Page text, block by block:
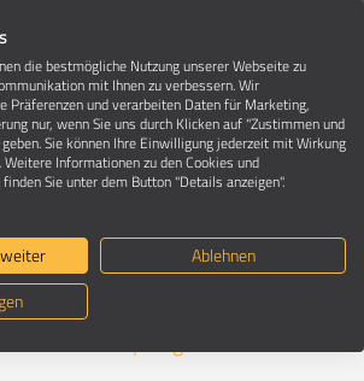
in 72658
Bempflingen
ist Vertrauenssache
Baden-Württemberg
die bestmögliche Nutzung unserer Webseite zu
mit Ihnen zu verbessern. Wir
Präferenzen und verarbeiten Daten für Marketing,
nur, wenn Sie uns durch Klicken auf "Zustimmen und
Sie können Ihre Einwilligung jederzeit mit Wirkung
Informationen zu den Cookies und
Sie unter dem Button "Details anzeigen".
Ablehnen